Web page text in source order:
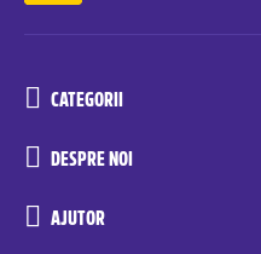
CATEGORII
DESPRE NOI
AJUTOR